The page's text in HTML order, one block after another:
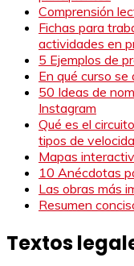
Comprensión
Fichas para
actividades en
5 Ejemplos de
En qué curso
50 Ideas de
Instagram
Qué es el
tipos de
Mapas
10 Anécdotas
Las obras más
Resumen
Textos